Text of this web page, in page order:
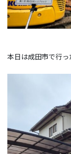
本日は成田市で行